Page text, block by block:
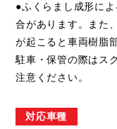
●ふくらまし成形に
合があります。また
が起こると車両樹脂
駐車・保管の際はス
注意ください。
対応車種